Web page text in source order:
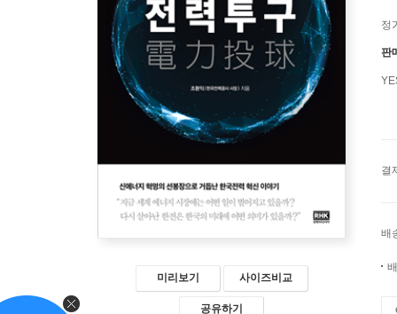
미리보기 사이즈비교
공유하기
정
판
결
배